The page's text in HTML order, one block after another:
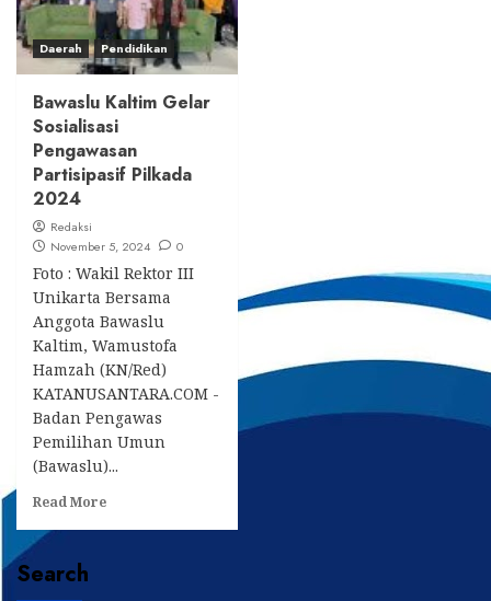
Daerah Pendidikan
Bawaslu Kaltim Gelar
Sosialisasi
Pengawasan
Partisipasif Pilkada
2024
Redaksi
November 5, 2024
0
Foto : Wakil Rektor III
Unikarta Bersama
Anggota Bawaslu
Kaltim, Wamustofa
Hamzah (KN/Red)
KATANUSANTARA.COM -
Badan Pengawas
Pemilihan Umun
(Bawaslu)...
Read MoreRead
Search